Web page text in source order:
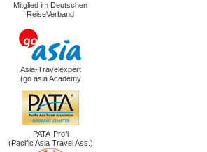
Mitglied im Deutschen
ReiseVerband
Asia-Travelexpert
(go asia Academy
PATA-Profi
(Pacific Asia Travel Ass.)